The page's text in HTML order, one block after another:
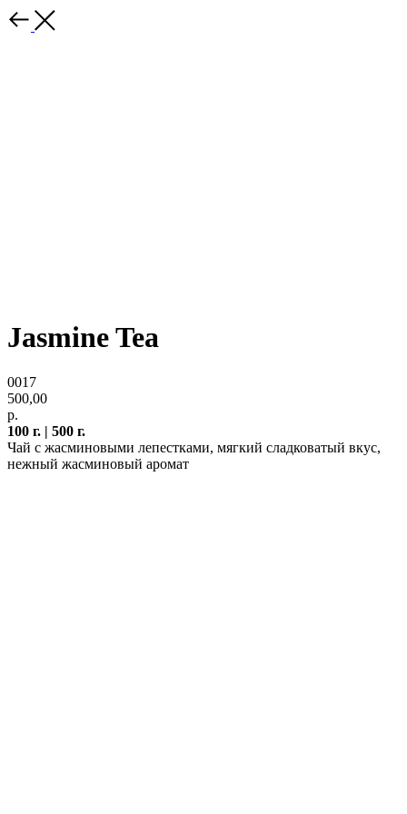
Jasmine Tea
0017
500,00
р.
100 г. | 500 г.
Чай с жасминовыми лепестками, мягкий сладковатый вкус,
нежный жасминовый аромат